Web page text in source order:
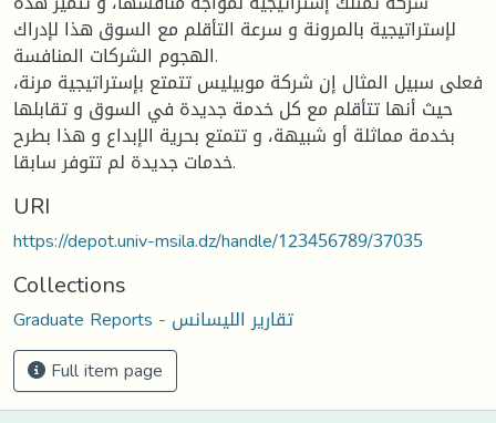
لإستراتيجية بالمرونة و سرعة التأقلم مع السوق هذا لإدراك
الهجوم الشركات المنافسة.
فعلى سبيل المثال إن شركة موبيليس تتمتع بإستراتيجية مرنة،
حيث أنها تتأقلم مع كل خدمة جديدة في السوق و تقابلها
بخدمة مماثلة أو شبيهة، و تتمتع بحرية الإبداع و هذا بطرح
خدمات جديدة لم تتوفر سابقا.
URI
https://depot.univ-msila.dz/handle/123456789/37035
Collections
Graduate Reports - تقارير الليسانس
Full item page